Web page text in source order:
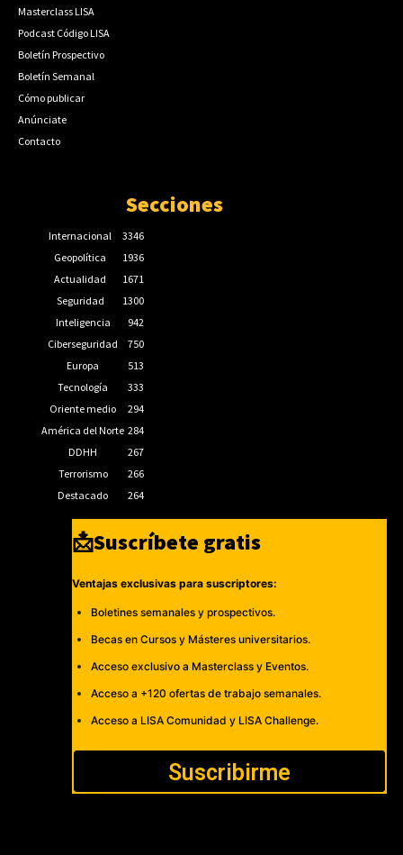
Masterclass LISA
Podcast Código LISA
Boletín Prospectivo
Boletín Semanal
Cómo publicar
Anúnciate
Contacto
Secciones
Internacional
3346
Geopolítica
1936
Actualidad
1671
Seguridad
1300
Inteligencia
942
Ciberseguridad
750
Europa
513
Tecnología
333
Oriente medio
294
América del Norte 284
DDHH
267
Terrorismo
266
Destacado
264
📩Suscríbete gratis
Ventajas exclusivas para suscriptores:
Boletines semanales y prospectivos.
Becas en Cursos y Másteres universitarios.
Acceso exclusivo a Masterclass y Eventos.
Acceso a +120 ofertas de trabajo semanales.
Acceso a LISA Comunidad y LISA Challenge.
Suscribirme